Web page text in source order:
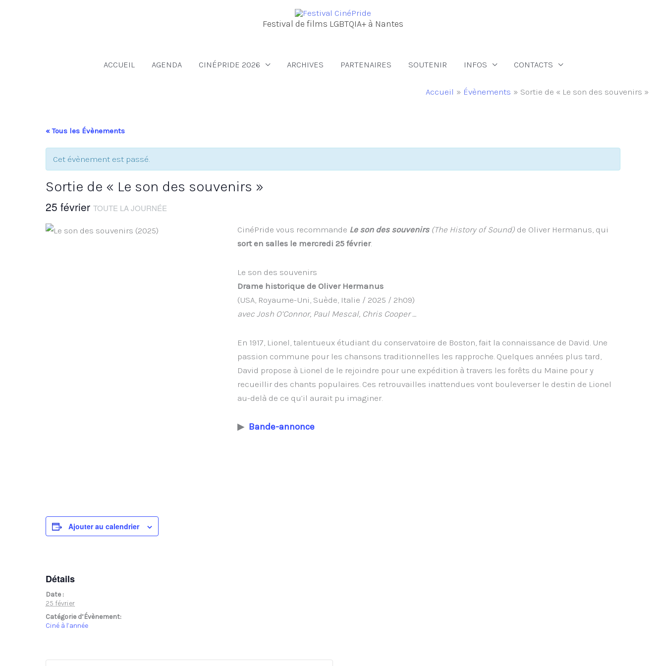
Festival de films LGBTQIA+ à Nantes
ACCUEIL AGENDA CINÉPRIDE 2026 ARCHIVES PARTENAIRES SOUTENIR INFOS CONTACTS
Accueil Évènements Sortie de « Le son des souvenirs »
« Tous les Évènements
Cet évènement est passé.
Sortie de « Le son des souvenirs »
25 février TOUTE LA JOURNÉE
CinéPride vous recommande Le son des souvenirs(The History of Sound)de Oliver Hermanus, qui
sort en salles le mercredi 25 février.
Le son des souvenirs
Drame historique de Oliver Hermanus
(USA, Royaume-Uni, Suède, Italie / 2025 / 2h09)
avec Josh O’Connor, Paul Mescal, Chris Cooper…
En 1917, Lio­nel, talen­tueux étu­diant du conser­va­toire de Bos­ton, fait la connais­sance de David. Une
pas­sion com­mune pour les chan­sons tra­di­tion­nelles les rap­proche. Quelques années plus tard,
David pro­pose à Lio­nel de le rejoindre pour une expé­di­tion à tra­vers les forêts du Maine pour y
recueillir des chants popu­laires. Ces retrou­vailles inat­ten­dues vont bou­le­ver­ser le des­tin de Lio­nel
au-delà de ce qu’il aurait pu imaginer.
▶ Bande-annonce
Ajouter au calendrier
Détails
Date :
25 février
Catégorie d’Évènement:
Ciné à l’année